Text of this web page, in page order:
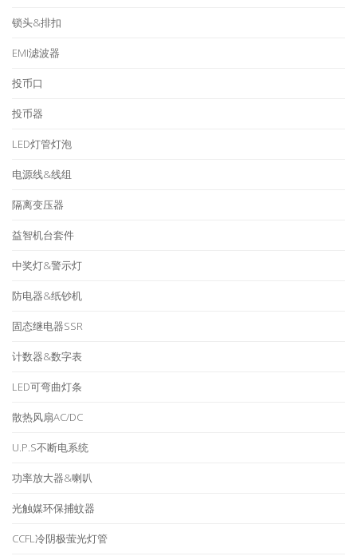
锁头&排扣
EMI滤波器
投币口
投币器
LED灯管灯泡
电源线&线组
隔离变压器
益智机台套件
中奖灯&警示灯
防电器&纸钞机
固态继电器SSR
计数器&数字表
LED可弯曲灯条
散热风扇AC/DC
U.P.S不断电系统
功率放大器&喇叭
光触媒环保捕蚊器
CCFL冷阴极萤光灯管